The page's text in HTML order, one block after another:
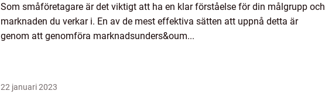
Som småföretagare är det viktigt att ha en klar förståelse för din målgrupp och
marknaden du verkar i. En av de mest effektiva sätten att uppnå detta är
genom att genomföra marknadsunders&oum...
22 januari 2023